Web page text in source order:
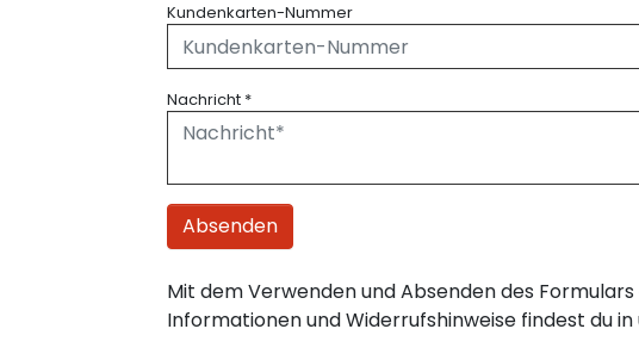
Kundenkarten-Nummer
Nachricht *
Absenden
Mit dem Verwenden und Absenden des
Informationen und Widerrufshinweise findest du